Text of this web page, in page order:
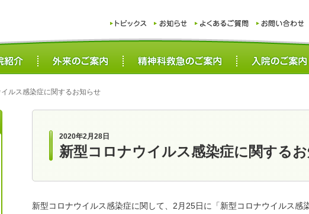
ルス感染症に関するお知らせ
2020年2月28日
新型コロナウイルス感染症に関する
新型コロナウイルス感染症に関して、2月25日に「新型コロナウイルス感